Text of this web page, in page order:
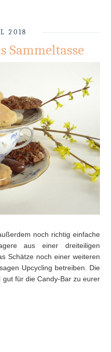
2018
Sammeltasse
noch richtig einfache
aus einer dreiteiligen
Schätze noch einer weiteren
Upcycling betreiben. Die
für die Candy-Bar zu eurer